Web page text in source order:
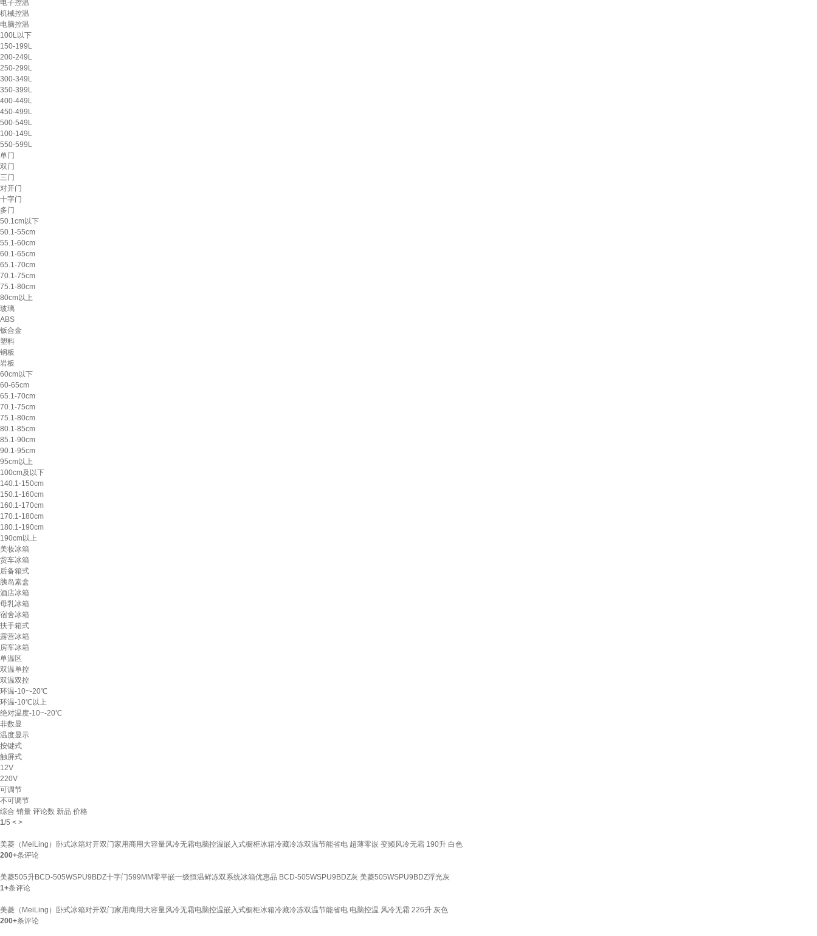
电子控温
机械控温
电脑控温
100L以下
150-199L
200-249L
250-299L
300-349L
350-399L
400-449L
450-499L
500-549L
100-149L
550-599L
单门
双门
三门
对开门
十字门
多门
50.1cm以下
50.1-55cm
55.1-60cm
60.1-65cm
65.1-70cm
70.1-75cm
75.1-80cm
80cm以上
玻璃
ABS
钣合金
塑料
钢板
岩板
60cm以下
60-65cm
65.1-70cm
70.1-75cm
75.1-80cm
80.1-85cm
85.1-90cm
90.1-95cm
95cm以上
100cm及以下
140.1-150cm
150.1-160cm
160.1-170cm
170.1-180cm
180.1-190cm
190cm以上
美妆冰箱
货车冰箱
后备箱式
胰岛素盒
酒店冰箱
母乳冰箱
宿舍冰箱
扶手箱式
露营冰箱
房车冰箱
单温区
双温单控
双温双控
环温-10~-20℃
环温-10℃以上
绝对温度-10~-20℃
非数显
温度显示
按键式
触屏式
12V
220V
可调节
不可调节
综合 销量 评论数 新品 价格
1/5 < >
美菱（MeiLing）卧式冰箱对开双门家用商用大容量风冷无霜电脑控温嵌入式橱柜冰箱冷藏冷冻双温节能省电 超薄零嵌 变频风冷无霜 190升 白色
200+条评论
美菱505升BCD-505WSPU9BDZ十字门599MM零平嵌一级恒温鲜冻双系统冰箱优惠品 BCD-505WSPU9BDZ灰 美菱505WSPU9BDZ浮光灰
1+条评论
美菱（MeiLing）卧式冰箱对开双门家用商用大容量风冷无霜电脑控温嵌入式橱柜冰箱冷藏冷冻双温节能省电 电脑控温 风冷无霜 226升 灰色
200+条评论